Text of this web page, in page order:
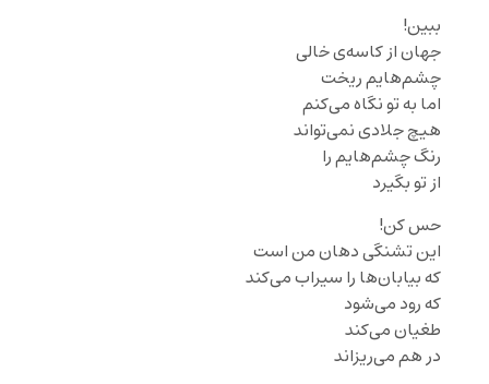
ببین!
جهان از کاسه‌ی خالی
چشم‌هایم ریخت
اما به تو نگاه می‌کنم
هیچ جلادی نمی‌تواند
رنگ چشم‌هایم را
از تو بگیرد
حس کن!
این تشنگی دهان من است
که بیابان‌ها را سیراب می‌کند
که رود می‌شود
طغیان می‌کند
در هم می‌ریزاند